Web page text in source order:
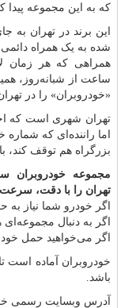
که به این مجموعه پیدا
این برند در تهران
شده به یک همراه دائمی.
همراهی که هر زمان
ساعت از شبانه‌روز،
«خودروبران» را در
تهران شهری است که
اما راننده‌ای که
بزرگراه هم توقف کند،
مجموعه خودروبران
تهران را با دقت،
اگر خودرو شما نیاز به
اگر به دنبال
اگر می‌خواهید حمل
خودروبران آماده است
باشد.
آدرس وبسایت رسمی